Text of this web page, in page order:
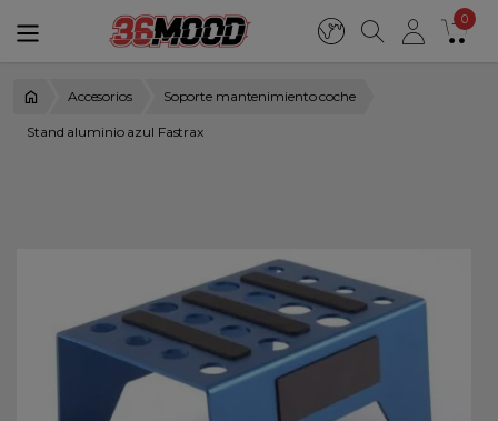
0
Accesorios Soporte mantenimiento coche
Stand aluminio azul Fastrax